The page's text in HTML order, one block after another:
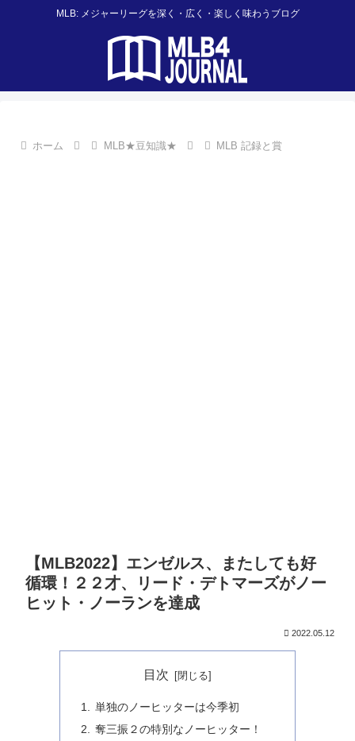
MLB: メジャーリーグを深く・広く・楽しく味わうブログ
ホーム MLB★豆知識★ MLB 記録と賞
【MLB2022】エンゼルス、またしても好
循環！２２才、リード・デトマーズがノー
ヒット・ノーランを達成
2022.05.12
目次
単独のノーヒッターは今季初
奪三振２の特別なノーヒッター！